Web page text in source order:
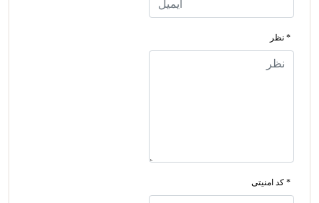
* نظر
* کد امنیتی